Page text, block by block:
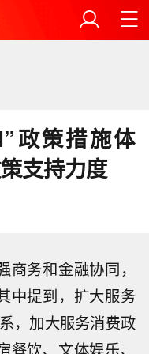
政策措施体
支持力度
务和金融协同，
中提到，扩大服务
，加大服务消费政